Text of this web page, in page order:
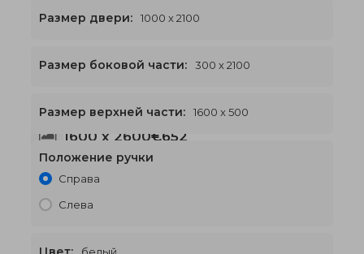
1600 x 2600€652
Размер двери: 1000 x 2100
Размер боковой части: 300 x 2100
Размер верхней части: 1600 x 500
Положение ручки
Справа
Слева